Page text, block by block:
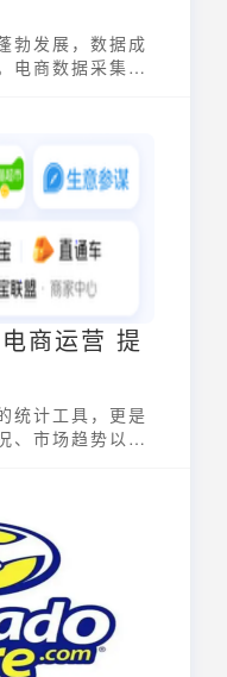
勃发展，数据成
电商数据采集平
这些平台，企业
情报、消费者行
策略，提升盈利
集平台，对电商
优势至关重要。
商运营 提
统计工具，更是
、市场趋势以及